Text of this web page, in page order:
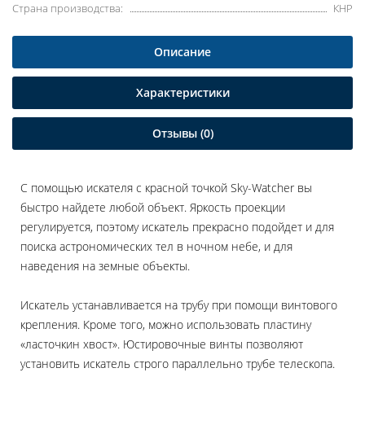
Страна производства:
КНР
Описание
Характеристики
Отзывы (0)
С помощью искателя с красной точкой Sky-Watcher вы
быстро найдете любой объект. Яркость проекции
регулируется, поэтому искатель прекрасно подойдет и для
поиска астрономических тел в ночном небе, и для
наведения на земные объекты.
Искатель устанавливается на трубу при помощи винтового
крепления. Кроме того, можно использовать пластину
«ласточкин хвост». Юстировочные винты позволяют
установить искатель строго параллельно трубе телескопа.